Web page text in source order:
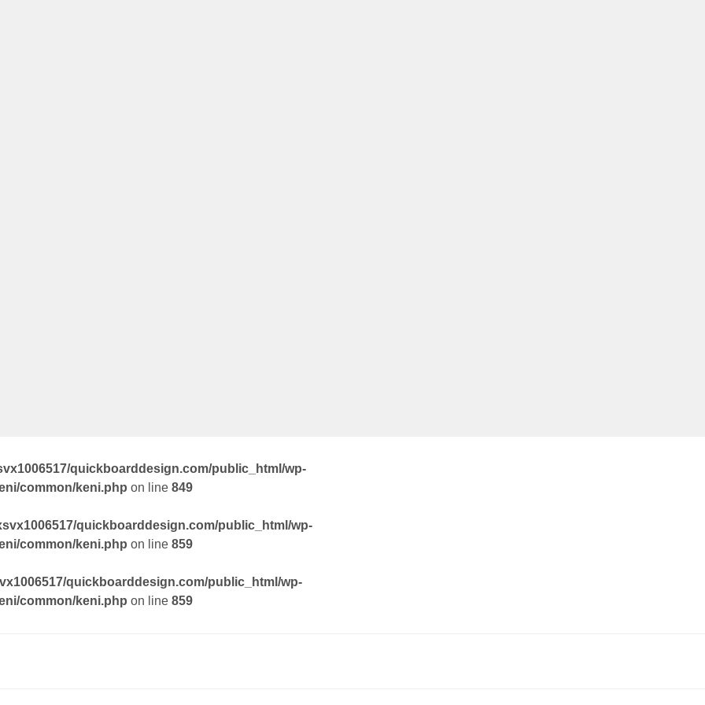
quickboarddesign.com/public_html/wp-
common/keni.php on line 849
quickboarddesign.com/public_html/wp-
common/keni.php on line 859
quickboarddesign.com/public_html/wp-
common/keni.php on line 859